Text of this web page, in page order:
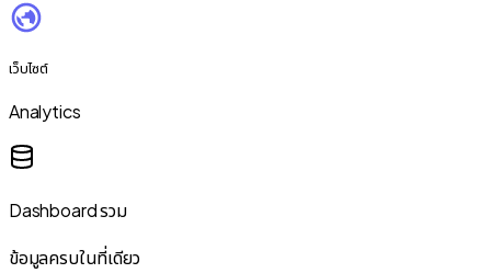
เว็บไซต์
Analytics
Dashboard รวม
ข้อมูลครบในที่เดียว